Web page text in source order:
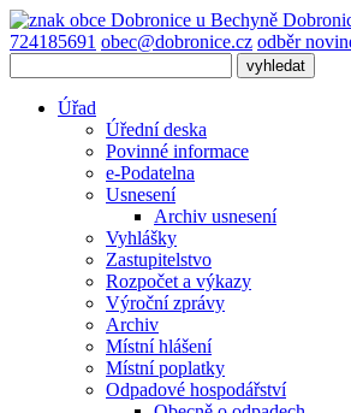
724185691 obec@dobronice.cz odběr
Úřad
Úřední deska
Povinné informace
e-Podatelna
Usnesení
Archiv usnesení
Vyhlášky
Zastupitelstvo
Rozpočet a výkazy
Výroční zprávy
Archiv
Místní hlášení
Místní poplatky
Odpadové hospodářství